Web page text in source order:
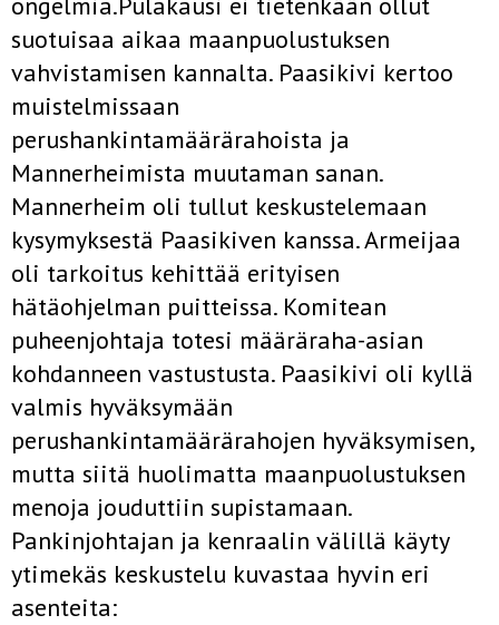
suotuisaa aikaa maanpuolustuksen
vahvistamisen kannalta. Paasikivi kertoo
muistelmissaan
perushankintamäärärahoista ja
Mannerheimista muutaman sanan.
Mannerheim oli tullut keskustelemaan
kysymyksestä Paasikiven kanssa. Armeijaa
oli tarkoitus kehittää erityisen
hätäohjelman puitteissa. Komitean
puheenjohtaja totesi määräraha-asian
kohdanneen vastustusta. Paasikivi oli kyllä
valmis hyväksymään
perushankintamäärärahojen hyväksymisen,
mutta siitä huolimatta maanpuolustuksen
menoja jouduttiin supistamaan.
Pankinjohtajan ja kenraalin välillä käyty
ytimekäs keskustelu kuvastaa hyvin eri
asenteita: